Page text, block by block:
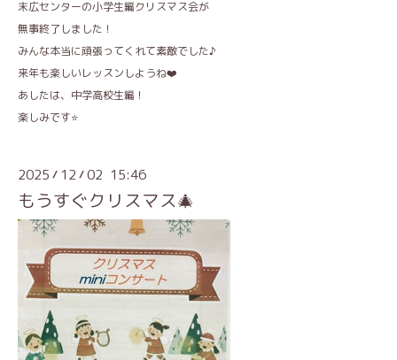
末広センターの小学生編クリスマス会が
無事終了しました！
みんな本当に頑張ってくれて素敵でした♪
来年も楽しいレッスンしようね❤️
あしたは、中学高校生編！
楽しみです⭐️
2025 / 12 /02 15:46
もうすぐクリスマス🎄